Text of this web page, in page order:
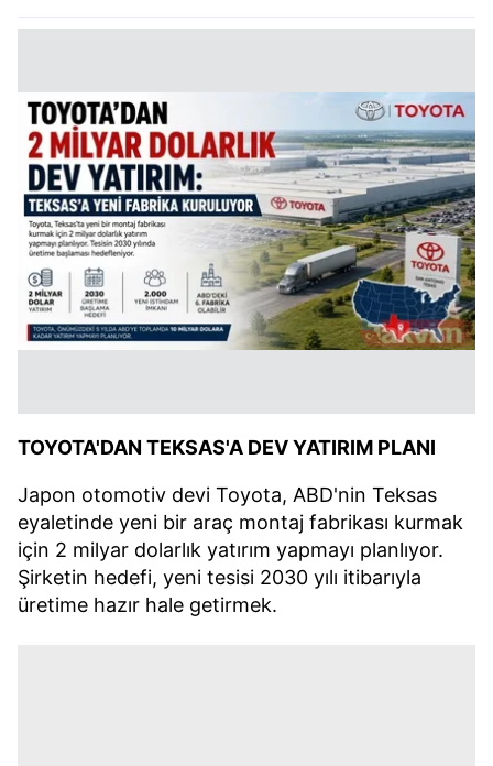
TOYOTA'DAN TEKSAS'A DEV YATIRIM PLANI
Japon otomotiv devi Toyota, ABD'nin Teksas
eyaletinde yeni bir araç montaj fabrikası kurmak
için 2 milyar dolarlık yatırım yapmayı planlıyor.
Şirketin hedefi, yeni tesisi 2030 yılı itibarıyla
üretime hazır hale getirmek.